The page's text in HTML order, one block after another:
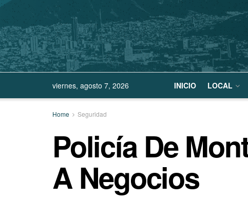
viernes, agosto 7, 2026 INICIO LOCAL
Home Seguridad
Policía De
A Negocios